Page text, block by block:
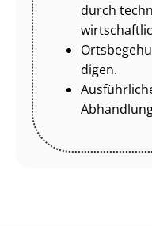
durch
di­gen.